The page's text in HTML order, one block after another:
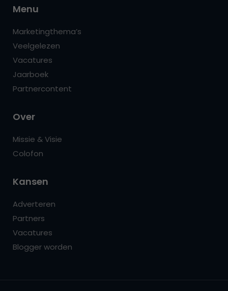
Menu
Marketingthema’s
Veelgelezen
Vacatures
Jaarboek
Partnercontent
Over
Missie & Visie
Colofon
Kansen
Adverteren
Partners
Vacatures
Blogger worden